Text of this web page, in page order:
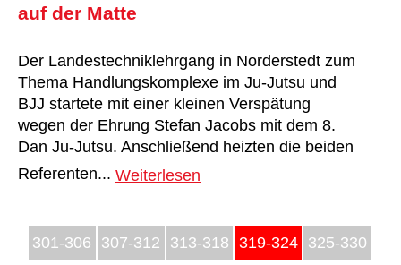
auf der Matte
Der Landestechniklehrgang in Norderstedt zum
Thema Handlungskomplexe im Ju-Jutsu und
BJJ startete mit einer kleinen Verspätung
wegen der Ehrung Stefan Jacobs mit dem 8.
Dan Ju-Jutsu. Anschließend heizten die beiden
Referenten... Weiterlesen
301-306 307-312 313-318 319-324 325-330